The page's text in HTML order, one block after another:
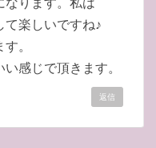
て楽しいですね♪
。
感じで頂きます。
返信